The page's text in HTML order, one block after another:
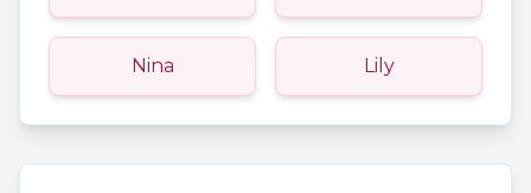
Nina Lily